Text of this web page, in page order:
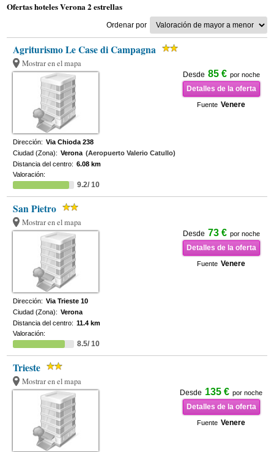
Ofertas hoteles Verona 2 estrellas
Ordenar por
Agriturismo Le Case di Campagna
Mostrar en el mapa
Desde 85 € por noche
Detalles de la oferta
Fuente Venere
Dirección: Via Chioda 238
Ciudad (Zona): Verona (Aeropuerto Valerio Catullo)
Distancia del centro: 6.08 km
Valoración:
9.2/ 10
San Pietro
Mostrar en el mapa
Desde 73 € por noche
Detalles de la oferta
Fuente Venere
Dirección: Via Trieste 10
Ciudad (Zona): Verona
Distancia del centro: 11.4 km
Valoración:
8.5/ 10
Trieste
Mostrar en el mapa
Desde 135 € por noche
Detalles de la oferta
Fuente Venere